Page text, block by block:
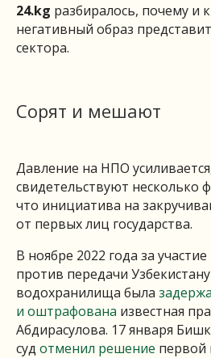
24.kg разбиралось, почему и
негативный образ
сектора.
Сорят и мешают
Давление на НПО
свидетельствуют несколько
что инициатива на
от первых лиц государства.
В ноябре 2022 года за
против передачи
водохранилища была
и оштрафована известная
Абдирасулова. 17 января
суд отменил решение первой